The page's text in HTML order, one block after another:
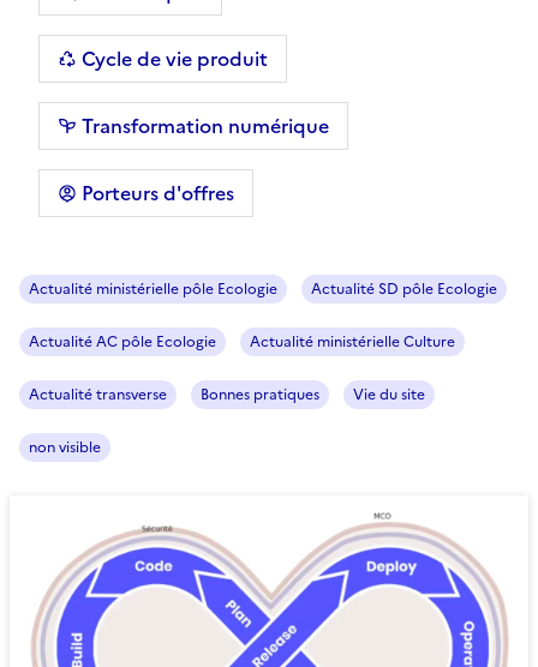
Cycle de vie produit
Transformation numérique
Porteurs d'offres
Actualité ministérielle pôle Ecologie Actualité SD pôle Ecologie
Actualité AC pôle Ecologie Actualité ministérielle Culture
Actualité transverse Bonnes pratiques Vie du site
non visible